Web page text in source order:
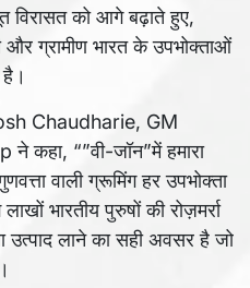
विरासत को आगे बढ़ाते हुए,
और ग्रामीण भारत के उपभोक्ताओं
Chaudharie, GM
कहा, “”वी-जॉन”में हमारा
वाली ग्रूमिंग हर उपभोक्ता
भारतीय पुरुषों की रोज़मर्रा
लाने का सही अवसर है जो